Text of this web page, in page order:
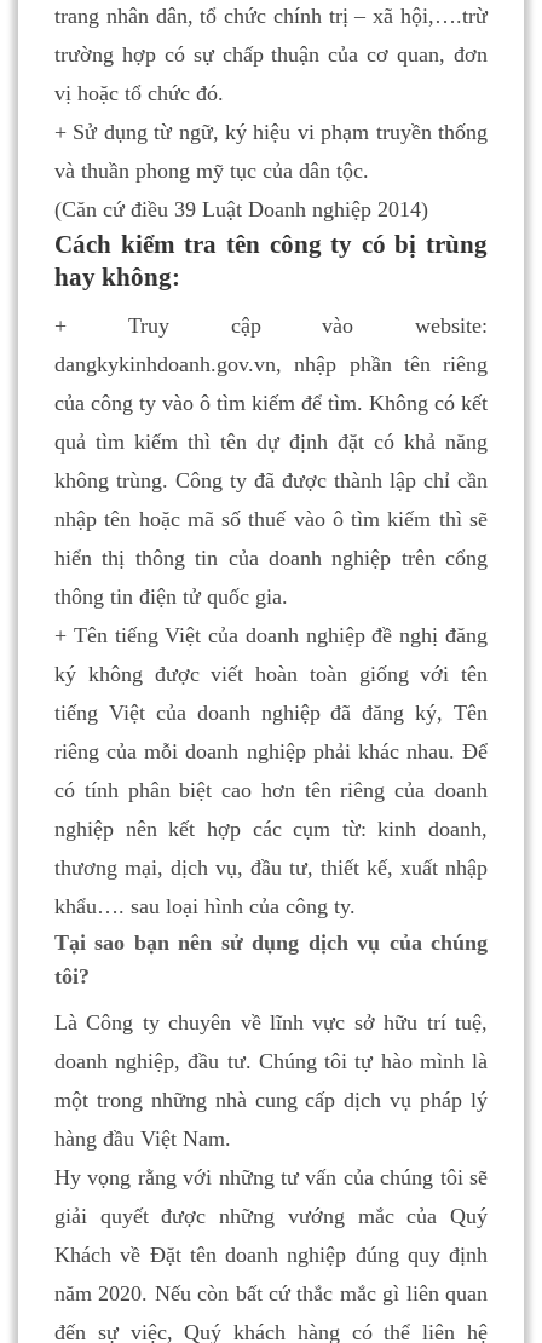
trang nhân dân, tổ chức chính trị – xã hội,….trừ
trường hợp có sự chấp thuận của cơ quan, đơn
vị hoặc tổ chức đó.
+ Sử dụng từ ngữ, ký hiệu vi phạm truyền thống
và thuần phong mỹ tục của dân tộc.
(Căn cứ điều 39 Luật Doanh nghiệp 2014)
Cách kiểm tra tên công ty có bị trùng
hay không:
+ Truy cập vào website:
dangkykinhdoanh.gov.vn, nhập phần tên riêng
của công ty vào ô tìm kiếm để tìm. Không có kết
quả tìm kiếm thì tên dự định đặt có khả năng
không trùng. Công ty đã được thành lập chỉ cần
nhập tên hoặc mã số thuế vào ô tìm kiếm thì sẽ
hiển thị thông tin của doanh nghiệp trên cổng
thông tin điện tử quốc gia.
+ Tên tiếng Việt của doanh nghiệp đề nghị đăng
ký không được viết hoàn toàn giống với tên
tiếng Việt của doanh nghiệp đã đăng ký, Tên
riêng của mỗi doanh nghiệp phải khác nhau. Để
có tính phân biệt cao hơn tên riêng của doanh
nghiệp nên kết hợp các cụm từ: kinh doanh,
thương mại, dịch vụ, đầu tư, thiết kế, xuất nhập
khẩu…. sau loại hình của công ty.
Tại sao bạn nên sử dụng dịch vụ của chúng
tôi?
Là Công ty chuyên về lĩnh vực sở hữu trí tuệ,
doanh nghiệp, đầu tư. Chúng tôi tự hào mình là
một trong những nhà cung cấp dịch vụ pháp lý
hàng đầu Việt Nam.
Hy vọng rằng với những tư vấn của chúng tôi sẽ
giải quyết được những vướng mắc của Quý
Khách về Đặt tên doanh nghiệp đúng quy định
năm 2020. Nếu còn bất cứ thắc mắc gì liên quan
đến sự việc, Quý khách hàng có thể liên hệ